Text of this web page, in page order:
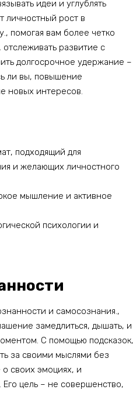
идеи и углублять
личностный рост в
помогая вам более четко
развитие с
долгосрочное удержание –
ли вы, повышение
новых интересов.
подходящий для
и желающих личностного
мышление и активное
психологии и
и самосознания.,
замедлиться, дышать, и
С помощью подсказок,
за своими мыслями без
своих эмоциях, и
Его цель – не совершенство,